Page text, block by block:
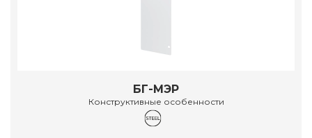
БГ-МЭР
Конструктивные особенности